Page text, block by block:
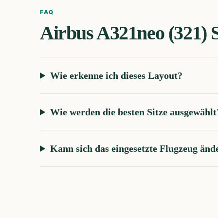
FAQ
Airbus A321neo (321)
Wie erkenne ich dieses Layout?
Wie werden die besten Sitze
Kann sich das eingesetzte Flugzeug